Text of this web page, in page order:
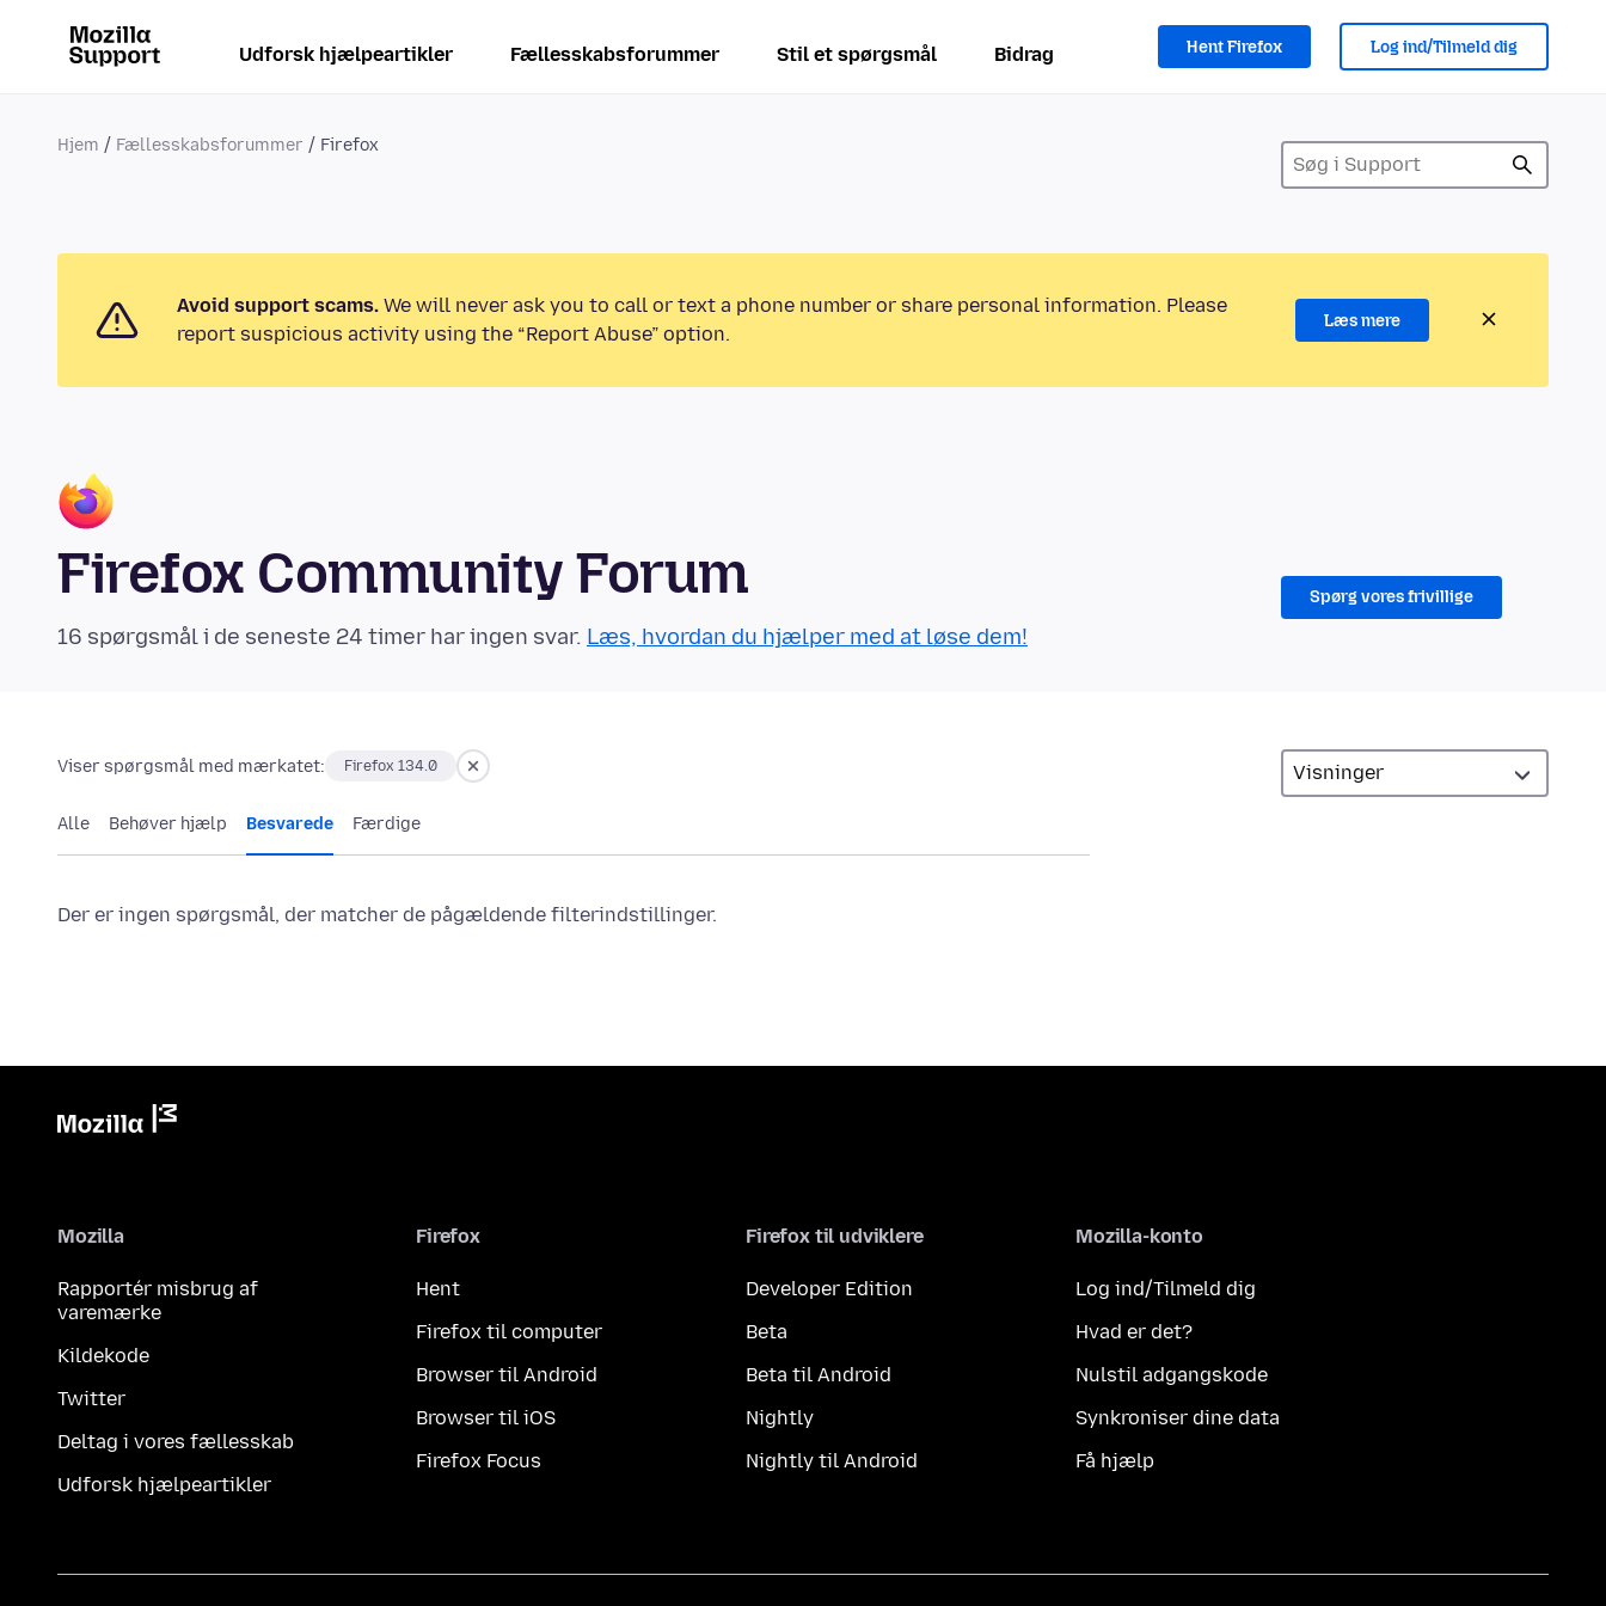
Udforsk hjælpeartikler Fællesskabsforummer Stil et spørgsmål Bidrag Hent Firefox Log ind/Tilmeld dig
Hjem Fællesskabsforummer Firefox
Avoid support scams. We will never ask you to call or text a phone number or share personal information. Please
report suspicious activity using the “Report Abuse” option.
Læs mere
Firefox Community Forum
16 spørgsmål i de seneste 24 timer har ingen svar. Læs, hvordan du hjælper med at løse dem!
Spørg vores frivillige
Viser spørgsmål med mærkatet: Firefox 134.0
Alle Behøver hjælp Besvarede Færdige
Der er ingen spørgsmål, der matcher de pågældende filterindstillinger.
Mozilla
Rapportér misbrug af
varemærke
Kildekode
Twitter
Deltag i vores fællesskab
Udforsk hjælpeartikler
Firefox
Hent
Firefox til computer
Browser til Android
Browser til iOS
Firefox Focus
Firefox til udviklere
Developer Edition
Beta
Beta til Android
Nightly
Nightly til Android
Mozilla-konto
Log ind/Tilmeld dig
Hvad er det?
Nulstil adgangskode
Synkroniser dine data
Få hjælp